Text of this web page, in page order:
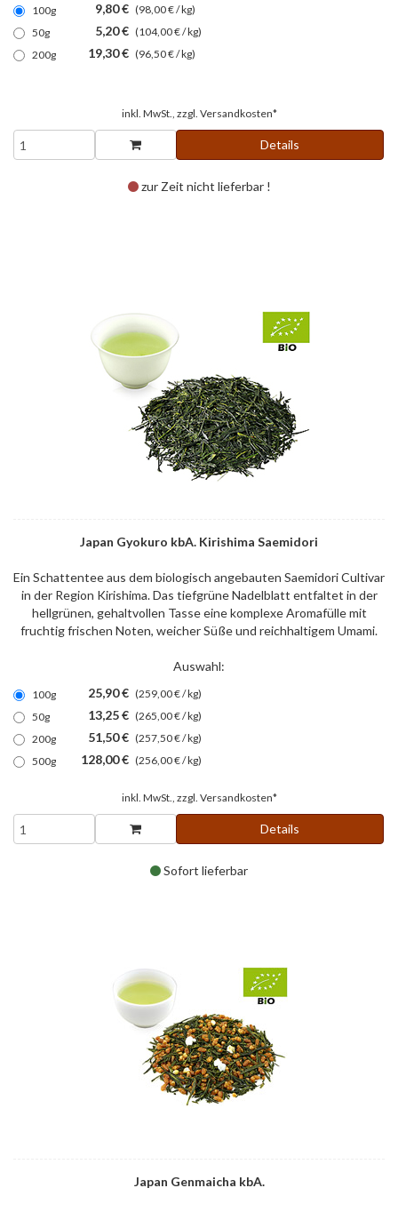
100g 9,80 € (98,00 € / kg)
50g
5,20 € (104,00 € / kg)
200g
19,30 € (96,50 € / kg)
inkl. MwSt., zzgl. Versandkosten*
Details
zur Zeit nicht lieferbar !
Japan Gyokuro kbA. Kirishima Saemidori
Ein Schattentee aus dem biologisch angebauten Saemidori Cultivar
in der Region Kirishima. Das tiefgrüne Nadelblatt entfaltet in der
hellgrünen, gehaltvollen Tasse eine komplexe Aromafülle mit
fruchtig frischen Noten, weicher Süße und reichhaltigem Umami.
Auswahl:
100g 25,90 € (259,00 € / kg)
50g
13,25 € (265,00 € / kg)
200g
51,50 € (257,50 € / kg)
500g
128,00 € (256,00 € / kg)
inkl. MwSt., zzgl. Versandkosten*
Details
Sofort lieferbar
Japan Genmaicha kbA.